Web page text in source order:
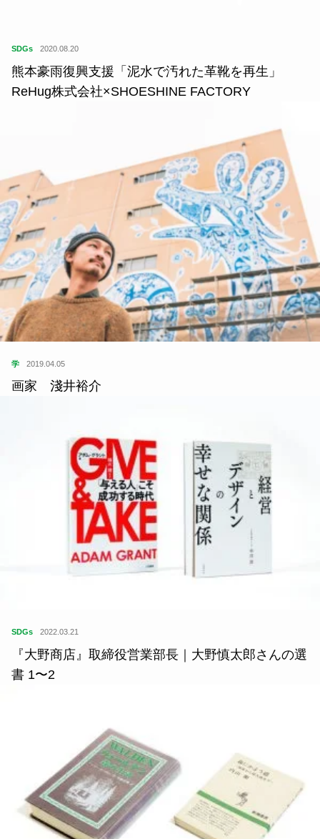
SDGs 2020.08.20
熊本豪雨復興支援「泥水で汚れた革靴を再生」
ReHug株式会社×SHOESHINE FACTORY
学 2019.04.05
画家 淺井裕介
SDGs 2022.03.21
『大野商店』取締役営業部長｜大野慎太郎さんの選
書 1〜2